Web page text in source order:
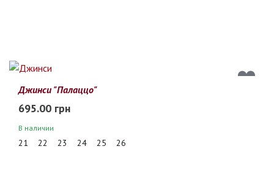
Джинси "Палаццо"
695.00 грн
В наличии
21 22 23 24 25 26